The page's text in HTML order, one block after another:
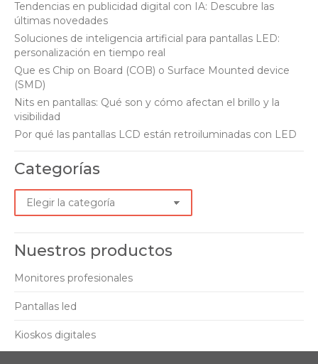
in
new
window
in
new
window
in
new
window
in
new
window
Tendencias en publicidad digital con IA: Descubre las
últimas novedades
Soluciones de inteligencia artificial para pantallas LED:
personalización en tiempo real
Que es Chip on Board (COB) o Surface Mounted device
(SMD)
Nits en pantallas: Qué son y cómo afectan el brillo y la
visibilidad
Por qué las pantallas LCD están retroiluminadas con LED
Categorías
Categorías
Nuestros productos
Monitores profesionales
Pantallas led
Kioskos digitales